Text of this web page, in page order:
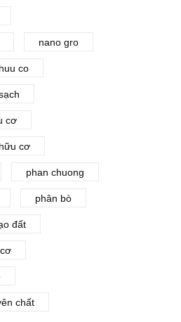
nano gro
co
cơ
cơ
phan chuong
phân bò
đất
chất